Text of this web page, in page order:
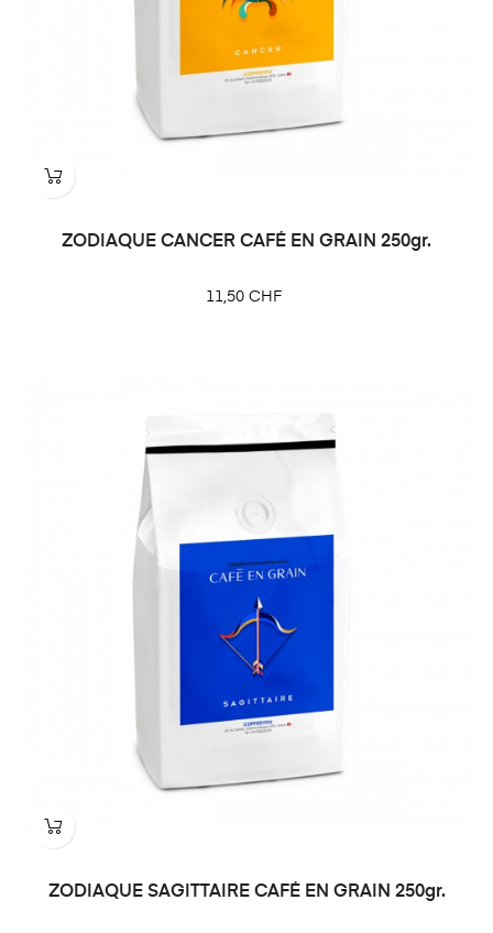
ZODIAQUE CANCER CAFÉ EN GRAIN 250gr.
Prix
11,50 CHF
ZODIAQUE SAGITTAIRE CAFÉ EN GRAIN 250gr.